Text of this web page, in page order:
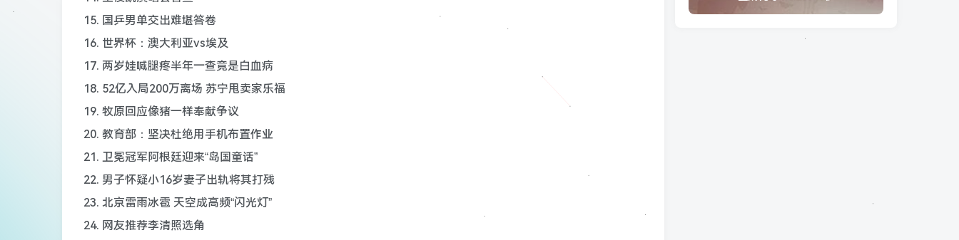
15. 国乒男单交出难堪答卷
16. 世界杯：澳大利亚vs埃及
17. 两岁娃喊腿疼半年一查竟是白血病
18. 52亿入局200万离场 苏宁甩卖家乐福
19. 牧原回应像猪一样奉献争议
20. 教育部：坚决杜绝用手机布置作业
21. 卫冕冠军阿根廷迎来“岛国童话”
22. 男子怀疑小16岁妻子出轨将其打残
23. 北京雷雨冰雹 天空成高频“闪光灯”
24. 网友推荐李清照选角